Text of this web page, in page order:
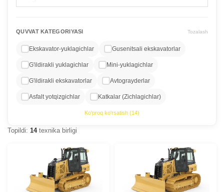
QUVVAT KATEGORIYASI Tozalash
Ekskavator-yuklagichlar Gusenitsali ekskavatorlar
G'ildirakli yuklagichlar Mini-yuklagichlar
G'ildirakli ekskavatorlar Avtograyderlar
Asfalt yotqizgichlar Katkalar (Zichlagichlar)
Ko'proq ko'rsatish (14)
Topildi: 14texnika birligi